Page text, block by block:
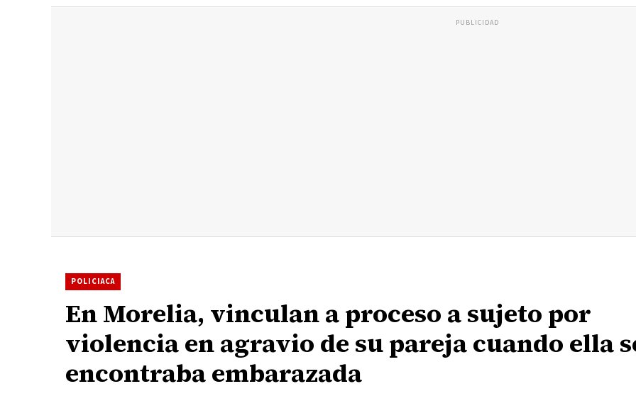
PUBLICIDAD
POLICIACA
En Morelia, vinculan a proceso a sujeto por
violencia en agravio de su pareja cuando ella
encontraba embarazada